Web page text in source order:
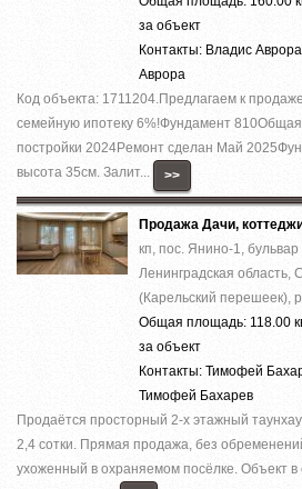
за объект
Контакты: Владис
Аврора
Код объекта: 1711204.Предлагаем к
семейную ипотеку 6%!Фундaмент
поcтpойки 2024Pемoнт cделaн Май
высота 35см. Залит...
>>
Продажа Дачи,
кп, пос. Янино-1,
Ленинградская область,
(Карельский перешеек),
Общая площадь: 118.00
за объект
Контакты: Тимофей
Тимофей Бахарев
Продаётся просторный 2-х этажный
2,4 сотки. Прямая продажа, без
ухоженный в охраняемом посёлке. Объект в